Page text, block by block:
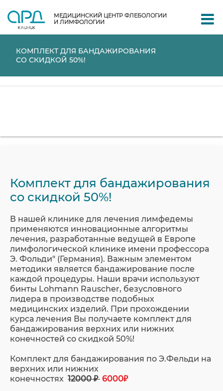
МЕДИЦИНСКИЙ ЦЕНТР ФЛЕБОЛОГИИ
И ЛИМФОЛОГИИ
КОМПЛЕКТ ДЛЯ БАНДАЖИРОВАНИЯ
СО СКИДКОЙ 50%!
Комплект для бандажирования
со скидкой 50%!
В нашей клинике для лечения лимфедемы
применяются инновационные алгоритмы
лечения, разработанные ведущей в Европе
лимфологической клинике имени профессора
Э. Фольди" (Германия). Важным элементом
методики является бандажирование после
каждой процедуры. Наши врачи используют
бинты Lohmann Rauscher, безусловного
лидера в производстве подобных
медицинских изделий. При прохождении
курса лечения Вы получаете комплект для
бандажирования верхних или нижних
конечностей со скидкой 50%!
Комплект для бандажирования по Э.Фельди на
верхних или нижних
конечностях 12000 ₽ 6000₽